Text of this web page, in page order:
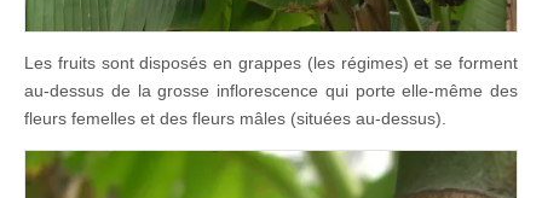
Les fruits sont disposés en grappes (les régimes) et se forment
au-dessus de la grosse inflorescence qui porte elle-même des
fleurs femelles et des fleurs mâles (situées au-dessus).